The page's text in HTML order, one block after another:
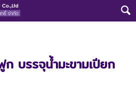
บรรจุน้ำมะขามเปียก